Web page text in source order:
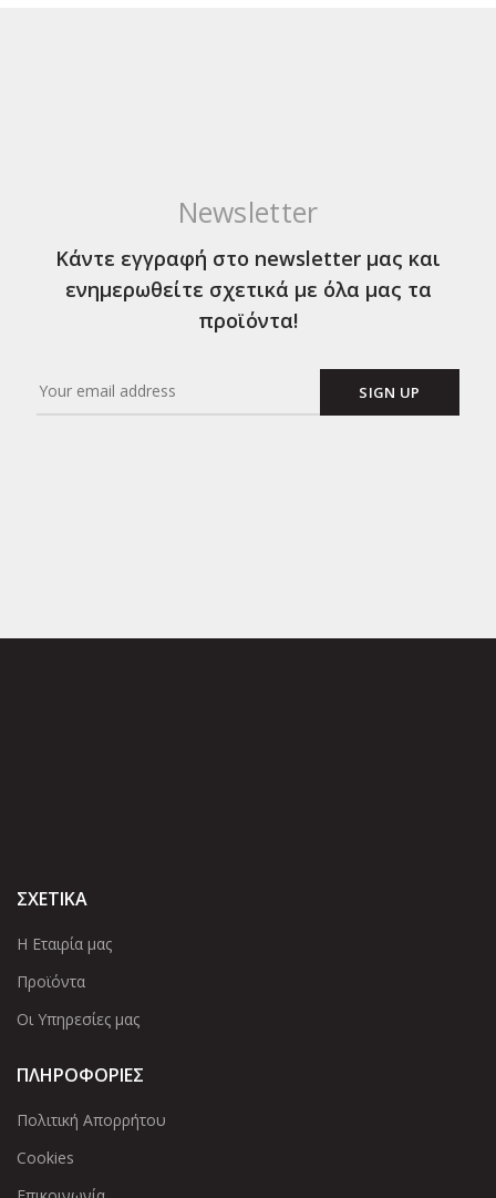
Newsletter
Κάντε εγγραφή στο newsletter μας και
ενημερωθείτε σχετικά με όλα μας τα
προϊόντα!
ΣΧΕΤΙΚΑ
Η Εταιρία μας
Προϊόντα
Οι Υπηρεσίες μας
ΠΛΗΡΟΦΟΡΙΕΣ
Πολιτική Απορρήτου
Cookies